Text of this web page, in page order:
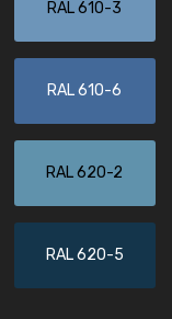
RAL 610-3
RAL 610-6
RAL 620-2
RAL 620-5